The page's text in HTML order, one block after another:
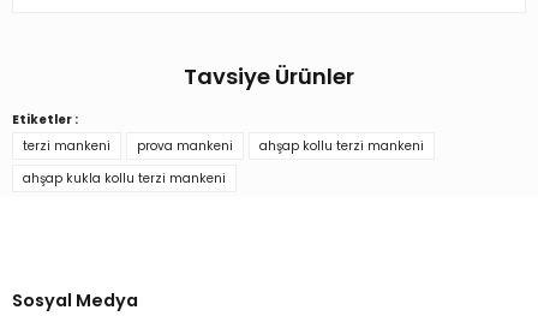
Ürün hakkında henüz soru sorulmamış.
Soru Sor
Tavsiye Ürünler
Etiketler :
terzi mankeni
prova mankeni
ahşap kollu terzi mankeni
ahşap kukla kollu terzi mankeni
Sosyal Medya